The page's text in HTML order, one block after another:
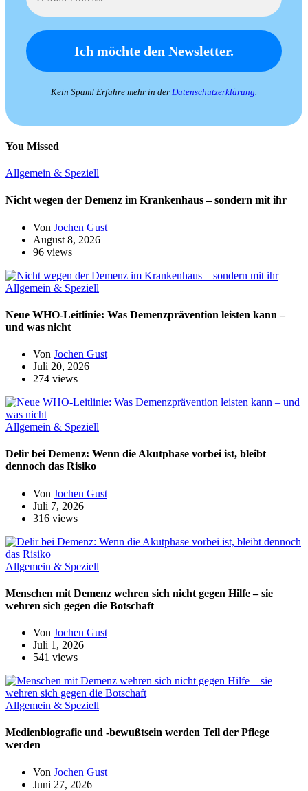
Kein Spam! Erfahre mehr in der Datenschutzerklärung
You Missed
Allgemein & Speziell
Nicht wegen der Demenz im Krankenhaus – sondern mit ihr
Von Jochen Gust
August 8, 2026
96 views
Allgemein & Speziell
Neue WHO-Leitlinie: Was Demenzprävention leisten kann –
und was nicht
Von Jochen Gust
Juli 20, 2026
274 views
Allgemein & Speziell
Delir bei Demenz: Wenn die Akutphase vorbei ist, bleibt
dennoch das Risiko
Von Jochen Gust
Juli 7, 2026
316 views
Allgemein & Speziell
Menschen mit Demenz wehren sich nicht gegen Hilfe – sie
wehren sich gegen die Botschaft
Von Jochen Gust
Juli 1, 2026
541 views
Allgemein & Speziell
Medienbiografie und -bewußtsein werden Teil der Pflege
werden
Von Jochen Gust
Juni 27, 2026